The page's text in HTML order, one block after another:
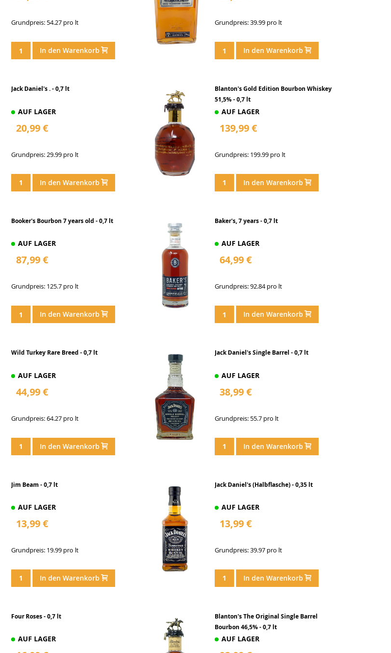
Grundpreis: 54.27 pro lt
In den Warenkorb
Grundpreis: 39.99 pro lt
In den Warenkorb
Jack Daniel's . - 0,7 lt
AUF LAGER
20,99 €
Grundpreis: 29.99 pro lt
In den Warenkorb
Blanton's Gold Edition Bourbon Whiskey
51,5% - 0,7 lt
AUF LAGER
139,99 €
Grundpreis: 199.99 pro lt
In den Warenkorb
Booker's Bourbon 7 years old - 0,7 lt
AUF LAGER
87,99 €
Grundpreis: 125.7 pro lt
In den Warenkorb
Baker's, 7 years - 0,7 lt
AUF LAGER
64,99 €
Grundpreis: 92.84 pro lt
In den Warenkorb
Wild Turkey Rare Breed - 0,7 lt
AUF LAGER
44,99 €
Grundpreis: 64.27 pro lt
In den Warenkorb
Jack Daniel's Single Barrel - 0,7 lt
AUF LAGER
38,99 €
Grundpreis: 55.7 pro lt
In den Warenkorb
Jim Beam - 0,7 lt
AUF LAGER
13,99 €
Grundpreis: 19.99 pro lt
In den Warenkorb
Jack Daniel's (Halbflasche) - 0,35 lt
AUF LAGER
13,99 €
Grundpreis: 39.97 pro lt
In den Warenkorb
Four Roses - 0,7 lt
AUF LAGER
Blanton's The Original Single Barrel
Bourbon 46,5% - 0,7 lt
AUF LAGER